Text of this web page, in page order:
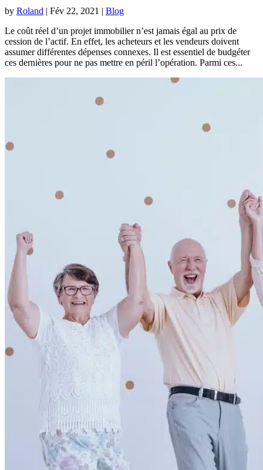
by Roland | Fév 22, 2021 | Blog
Le coût réel d’un projet immobilier n’est jamais égal au prix de
cession de l’actif. En effet, les acheteurs et les vendeurs doivent
assumer différentes dépenses connexes. Il est essentiel de budgéter
ces dernières pour ne pas mettre en péril l’opération. Parmi ces...